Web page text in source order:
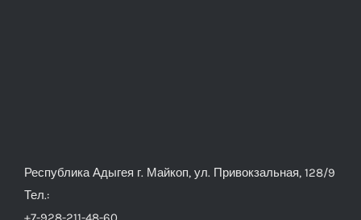
Республика Адыгея г. Майкоп, ул. Привокзальная, 128/9
Тел.: